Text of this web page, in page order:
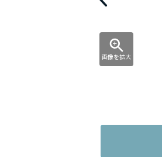
画像を拡大